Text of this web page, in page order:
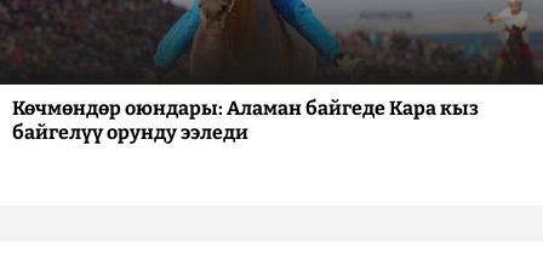
Көчмөндөр оюндары: Аламан байгеде Кара кыз
байгелүү орунду ээледи